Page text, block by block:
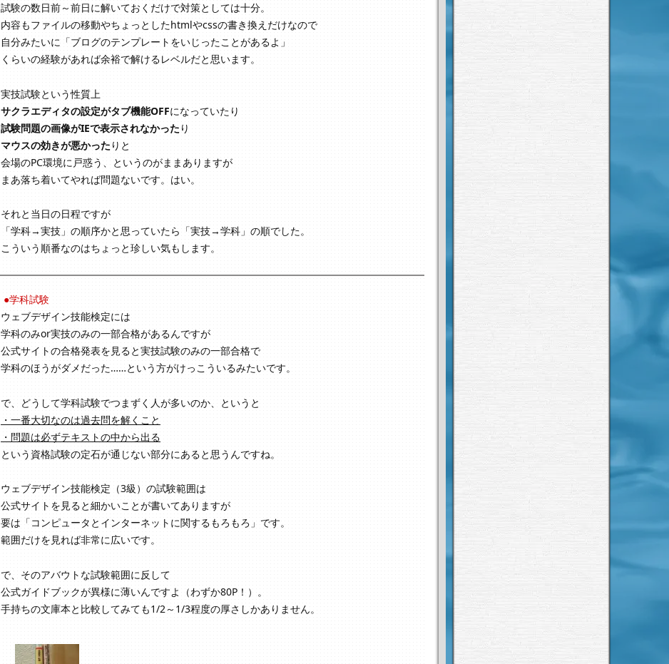
試験の数日前～前日に解いておくだけで対策としては十分。
内容もファイルの移動やちょっとしたhtmlやcssの書き換えだけなので
自分みたいに「ブログのテンプレートをいじったことがあるよ」
くらいの経験があれば余裕で解けるレベルだと思います。
実技試験という性質上
サクラエディタの設定がタブ機能OFFになっていたり
試験問題の画像がIEで表示されなかった り
マウスの効きが悪かった りと
会場のPC環境に戸惑う、というのがままありますが
まあ落ち着いてやれば問題ないです。はい。
それと当日の日程ですが
「学科→実技」の順序かと思っていたら「実技→学科」の順でした。
こういう順番なのはちょっと珍しい気もします。
●学科試験
ウェブデザイン技能検定には
学科のみor実技のみの一部合格があるんですが
公式サイトの合格発表を見ると実技試験のみの一部合格で
学科のほうがダメだった……という方がけっこういるみたいです。
で、どうして学科試験でつまずく人が多いのか、というと
・一番大切なのは過去問を解くこと
・問題は必ずテキストの中から出る
という資格試験の定石が通じない部分にあると思うんですね。
ウェブデザイン技能検定（3級）の試験範囲は
公式サイトを見ると細かいことが書いてありますが
要は「コンピュータとインターネットに関するもろもろ」です。
範囲だけを見れば非常に広いです。
で、そのアバウトな試験範囲に反して
公式ガイドブックが異様に薄いんですよ（わずか80P！）。
手持ちの文庫本と比較してみても1/2～1/3程度の厚さしかありません。